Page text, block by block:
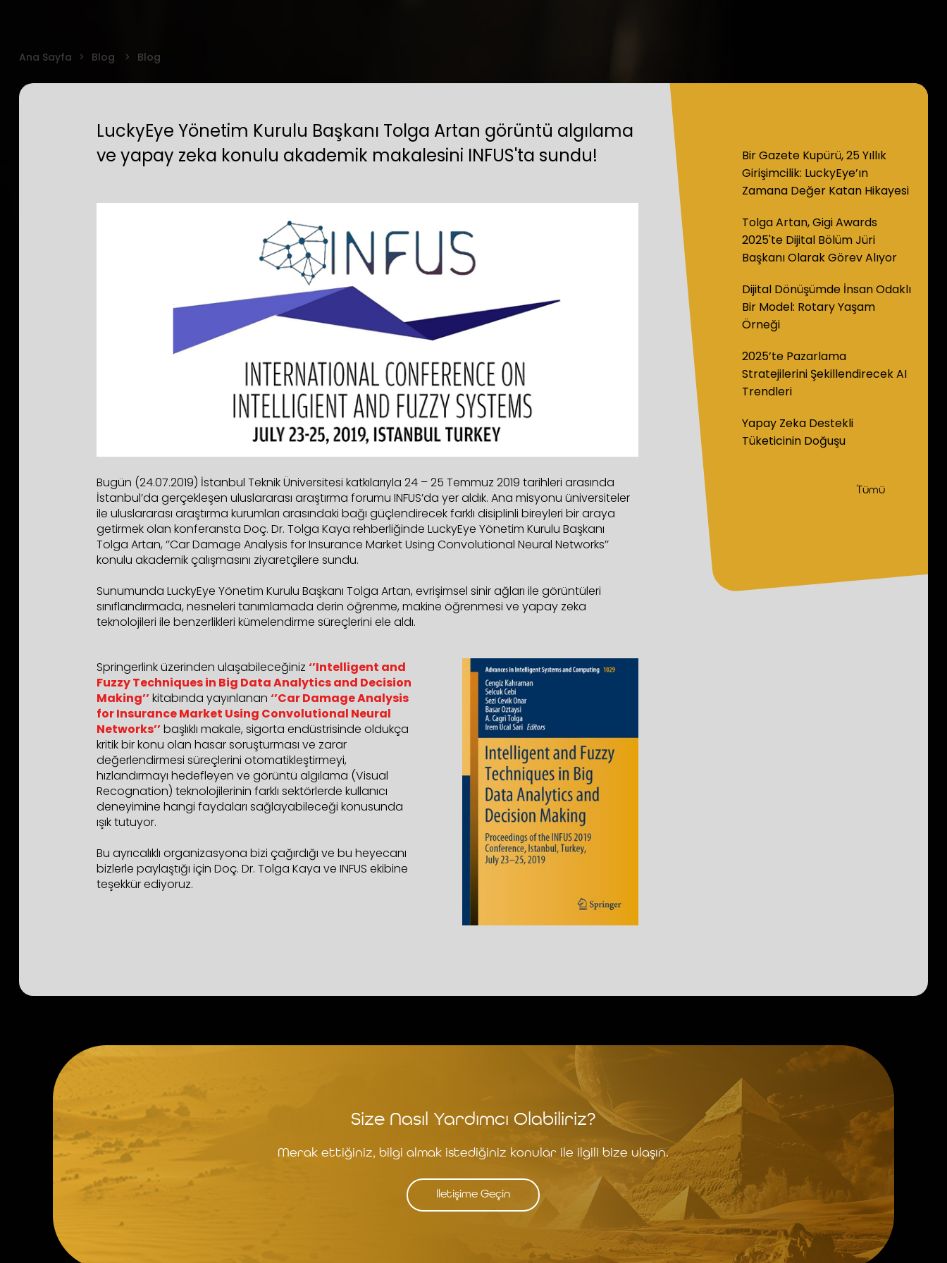
Ana Sayfa Blog Blog
LuckyEye Yönetim Kurulu Başkanı Tolga Artan görüntü algılama
ve yapay zeka konulu akademik makalesini INFUS'ta sundu!
Bugün (24.07.2019) İstanbul Teknik Üniversitesi katkılarıyla 24 – 25 Temmuz 2019 tarihleri arasında
İstanbul’da gerçekleşen uluslararası araştırma forumu INFUS’da yer aldık. Ana misyonu üniversiteler
ile uluslararası araştırma kurumları arasındaki bağı güçlendirecek farklı disiplinli bireyleri bir araya
getirmek olan konferansta Doç. Dr. Tolga Kaya rehberliğinde LuckyEye Yönetim Kurulu Başkanı
Tolga Artan, ‘’Car Damage Analysis for Insurance Market Using Convolutional Neural Networks’’
konulu akademik çalışmasını ziyaretçilere sundu.
Sunumunda LuckyEye Yönetim Kurulu Başkanı Tolga Artan, evrişimsel sinir ağları ile görüntüleri
sınıflandırmada, nesneleri tanımlamada derin öğrenme, makine öğrenmesi ve yapay zeka
teknolojileri ile benzerlikleri kümelendirme süreçlerini ele aldı.
Springerlink üzerinden ulaşabileceğiniz ‘’Intelligent and
Fuzzy Techniques in Big Data Analytics and Decision
Making’’kitabında yayınlanan ‘’Car Damage Analysis
for Insurance Market Using Convolutional Neural
Networks’’başlıklı makale, sigorta endüstrisinde oldukça
kritik bir konu olan hasar soruşturması ve zarar
değerlendirmesi süreçlerini otomatikleştirmeyi,
hızlandırmayı hedefleyen ve görüntü algılama (Visual
Recognation) teknolojilerinin farklı sektörlerde kullanıcı
deneyimine hangi faydaları sağlayabileceği konusunda
ışık tutuyor.
Bu ayrıcalıklı organizasyona bizi çağırdığı ve bu heyecanı
bizlerle paylaştığı için Doç. Dr. Tolga Kaya ve INFUS ekibine
teşekkür ediyoruz.
Bir Gazete Kupürü, 25 Yıllık
Girişimcilik: LuckyEye’ın
Zamana Değer Katan Hikayesi
Tolga Artan, Gigi Awards
2025'te Dijital Bölüm Jüri
Başkanı Olarak Görev Alıyor
Dijital Dönüşümde İnsan Odaklı
Bir Model: Rotary Yaşam
Örneği
2025’te Pazarlama
Stratejilerini Şekillendirecek AI
Trendleri
Yapay Zeka Destekli
Tüketicinin Doğuşu
Tümü
Size Nasıl Yardımcı Olabiliriz?
Merak ettiğiniz, bilgi almak istediğiniz konular ile ilgili bize ulaşın.
İletişime Geçin